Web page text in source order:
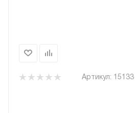
Артикул: 15133